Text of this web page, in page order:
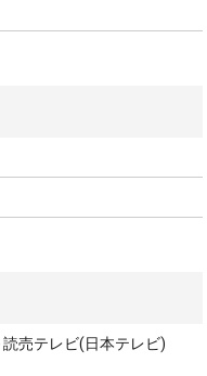
売テレビ(日本テレビ)